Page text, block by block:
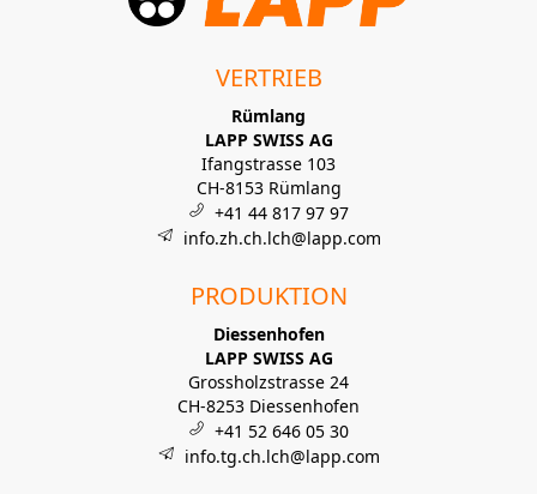
VERTRIEB
Rümlang
LAPP SWISS AG
Ifangstrasse 103
CH-8153 Rümlang
+41 44 817 97 97
info.zh.ch.lch@lapp.com
PRODUKTION
Diessenhofen
LAPP SWISS AG
Grossholzstrasse 24
CH-8253 Diessenhofen
+41 52 646 05 30
info.tg.ch.lch@lapp.com